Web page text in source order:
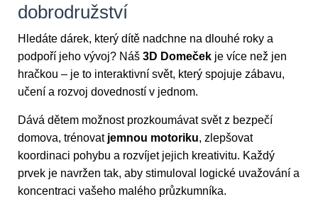
dobrodružství
Hledáte dárek, který dítě nadchne na dlouhé roky a
podpoří jeho vývoj? Náš 3D Domeček je více než jen
hračkou – je to interaktivní svět, který spojuje zábavu,
učení a rozvoj dovedností v jednom.
Dává dětem možnost prozkoumávat svět z bezpečí
domova, trénovat jemnou motoriku, zlepšovat
koordinaci pohybu a rozvíjet jejich kreativitu. Každý
prvek je navržen tak, aby stimuloval logické uvažování a
koncentraci vašeho malého průzkumníka.